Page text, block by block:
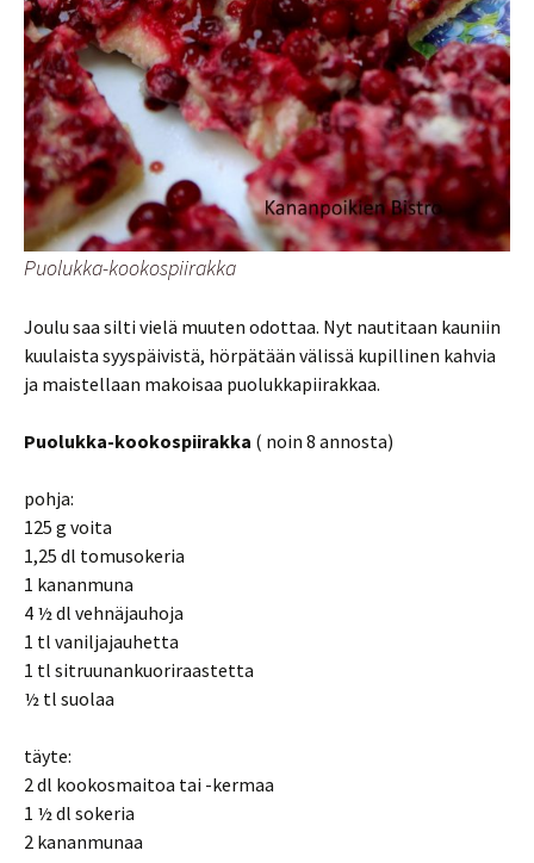
Puolukka-kookospiirakka
Joulu saa silti vielä muuten odottaa. Nyt nautitaan kauniin
kuulaista syyspäivistä, hörpätään välissä kupillinen kahvia
ja maistellaan makoisaa puolukkapiirakkaa.
Puolukka-kookospiirakka ( noin 8 annosta)
pohja:
125 g voita
1,25 dl tomusokeria
1 kananmuna
4 ½ dl vehnäjauhoja
1 tl vaniljajauhetta
1 tl sitruunankuoriraastetta
½ tl suolaa
täyte:
2 dl kookosmaitoa tai -kermaa
1 ½ dl sokeria
2 kananmunaa